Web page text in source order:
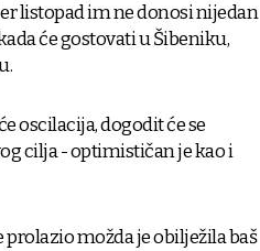
listopad im ne donosi nijedan
će gostovati u Šibeniku,
oscilacija, dogodit će se
cilja - optimističan je kao i
možda je obilježila baš